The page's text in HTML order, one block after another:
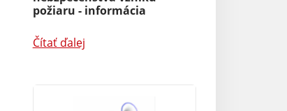
požiaru - informácia
Čítať ďalej